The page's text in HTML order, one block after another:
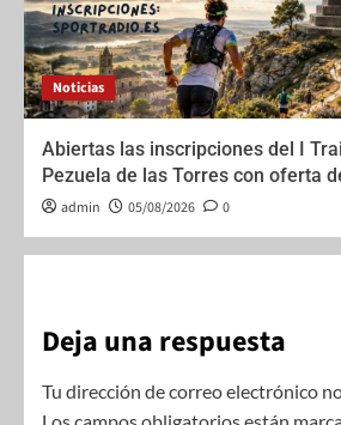
Noticias
Abiertas las inscripciones del I
Pezuela de las Torres con oferta
admin 05/08/2026 0
Deja una respuesta
Tu dirección de correo electrónico